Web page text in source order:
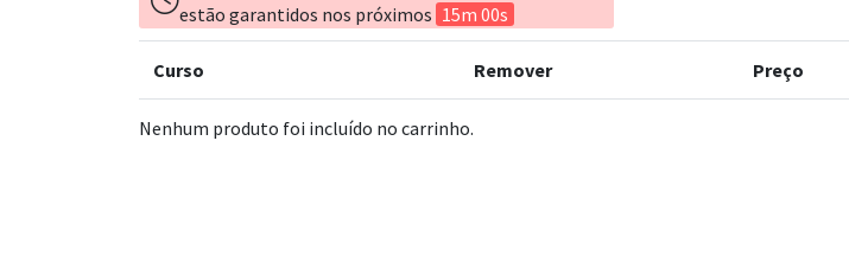
estão garantidos nos próximos 15m 00s
Curso Remover Preço
Nenhum produto foi incluído no carrinho.